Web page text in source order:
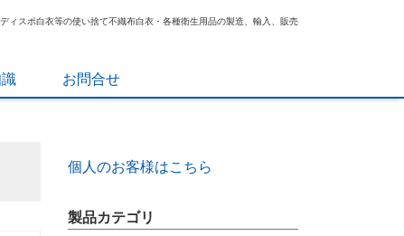
ィスポ白衣等の使い捨て不織布白衣・各種衛生用品の製造、輸入、販売
お問合せ
個人のお客様はこちら
製品カテゴリ